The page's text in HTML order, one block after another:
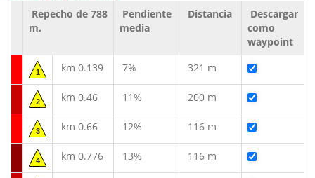
Repecho de 788
m.
Pendiente
media
Distancia
Descargar
como
waypoint
1 km 0.139 7% 321 m
2 km 0.46 11% 200 m
3 km 0.66 12% 116 m
4 km 0.776 13% 116 m